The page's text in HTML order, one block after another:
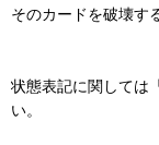
そのカードを破壊す
状態表記に関しては
い。